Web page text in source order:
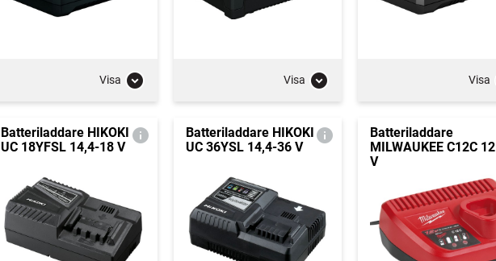
Visa Visa Visa
Batteriladdare HIKOKI
UC 18YFSL 14,4-18 V
Batteriladdare HIKOKI
UC 36YSL 14,4-36 V
Batteriladdare
MILWAUKEE C12C 12
V